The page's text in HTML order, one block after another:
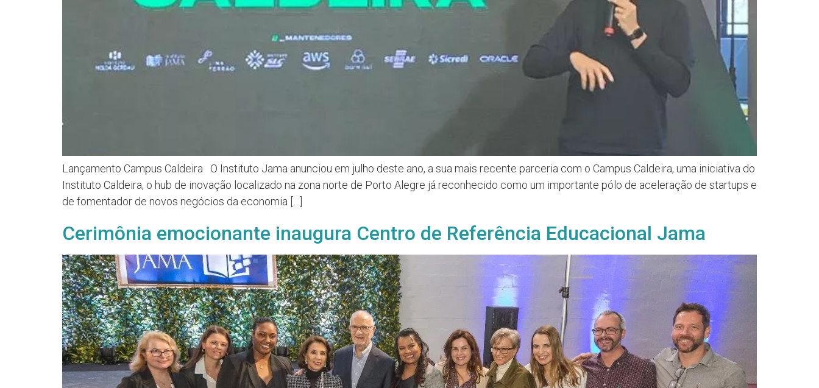
Lançamento Campus Caldeira O Instituto Jama anunciou em julho deste ano, a sua mais recente parceria com o Campus Caldeira, uma iniciativa do
Instituto Caldeira, o hub de inovação localizado na zona norte de Porto Alegre já reconhecido como um importante pólo de aceleração de startups e
de fomentador de novos negócios da economia […]
Cerimônia emocionante inaugura Centro de Referência Educacional Jama